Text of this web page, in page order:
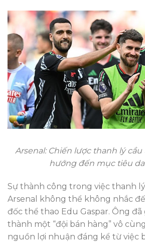
Arsenal: Chiến lược thanh lý
hướng đến mục tiêu
Sự thành công trong việc thanh
Arsenal không thể không nhắc
đốc thể thao Edu Gaspar. Ông
thành một “đội bán hàng” vô
nguồn lợi nhuận đáng kể từ việc